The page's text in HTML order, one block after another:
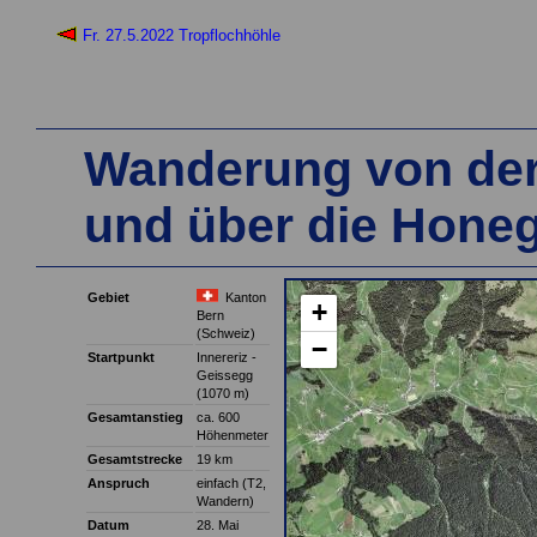
Fr. 27.5.2022 Tropflochhöhle
Wanderung von
und über die
+
−
Gebiet
Kanton
Bern
(Schweiz)
Startpunkt
Innereriz -
Geissegg
(1070 m)
Gesamtanstieg
ca. 600
Höhenmeter
Gesamtstrecke
19 km
Anspruch
einfach (T2,
Wandern)
Datum
28. Mai